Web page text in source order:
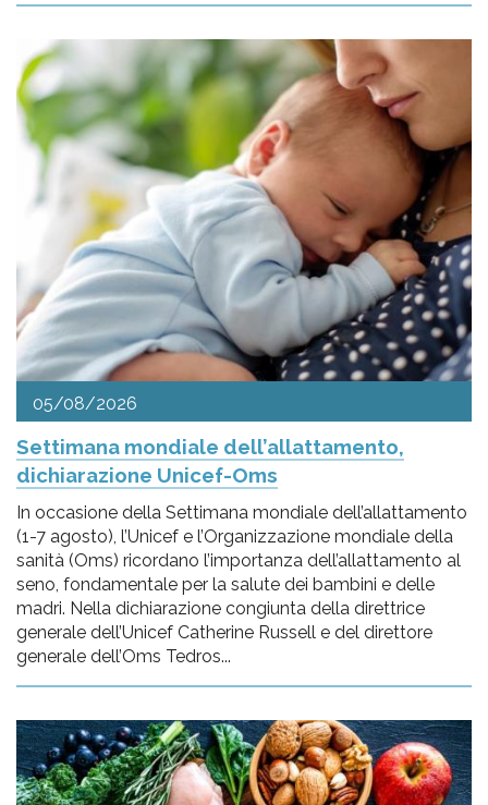
05/08/2026
Settimana mondiale dell’allattamento,
dichiarazione Unicef-Oms
In occasione della Settimana mondiale dell’allattamento
(1-7 agosto), l’Unicef e l’Organizzazione mondiale della
sanità (Oms) ricordano l’importanza dell’allattamento al
seno, fondamentale per la salute dei bambini e delle
madri. Nella dichiarazione congiunta della direttrice
generale dell’Unicef Catherine Russell e del direttore
generale dell’Oms Tedros...